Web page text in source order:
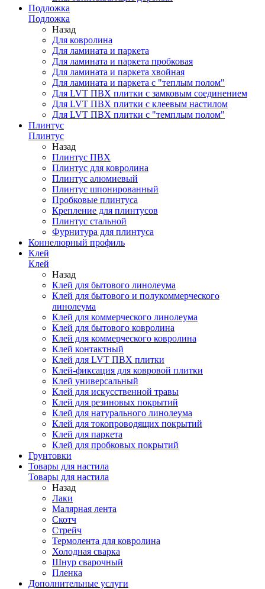
Подложка
Подложка
Назад
Для ковролина
Для ламината и паркета
Для ламината и паркета пробковая
Для ламината и паркета хвойная
Для ламината и паркета с "теплым полом"
Для LVT ПВХ плитки с замковым соединением
Для LVT ПВХ плитки с клеевым настилом
Для LVT ПВХ плитки с "темплым полом"
Плинтус
Плинтус
Назад
Плинтус ПВХ
Плинтус для ковролина
Плинтус алюмиевый
Плинтус шпонированный
Пробковые плинтуса
Крепление для плинтусов
Плинтус стальной
Фурнитура для плинтуса
Коннелюрный профиль
Клей
Клей
Назад
Клей для бытового линолеума
Клей для бытового и полукоммерческого
линолеума
Клей для коммерческого линолеума
Клей для бытового ковролина
Клей для коммерческого ковролина
Клей контактный
Клей для LVT ПВХ плитки
Клей-фиксация для ковровой плитки
Клей универсальный
Клей для искусственной травы
Клей для резиновых покрытий
Клей для натурального линолеума
Клей для токопроводящих покрытий
Клей для паркета
Клей для пробковых покрытий
Грунтовки
Товары для настила
Товары для настила
Назад
Лаки
Малярная лента
Скотч
Стрейч
Термолента для ковролина
Холодная сварка
Шнур сварочный
Пленка
Дополнительные услуги